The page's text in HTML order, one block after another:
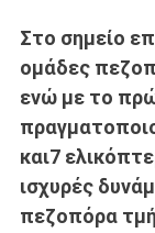
Στο σημείο
ομάδες
ενώ με το
και7
ισχυρές
πεζοπόρα